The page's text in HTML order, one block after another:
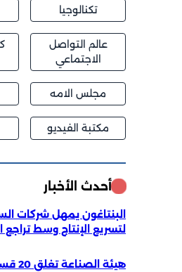
تكنالوجيا
عالم التواصل
الاجتماعي
مجلس الامه
مكتبة الفيديو
أحدث الأخبار
لتسريع الإنتاج وسط تراجع
هيئة